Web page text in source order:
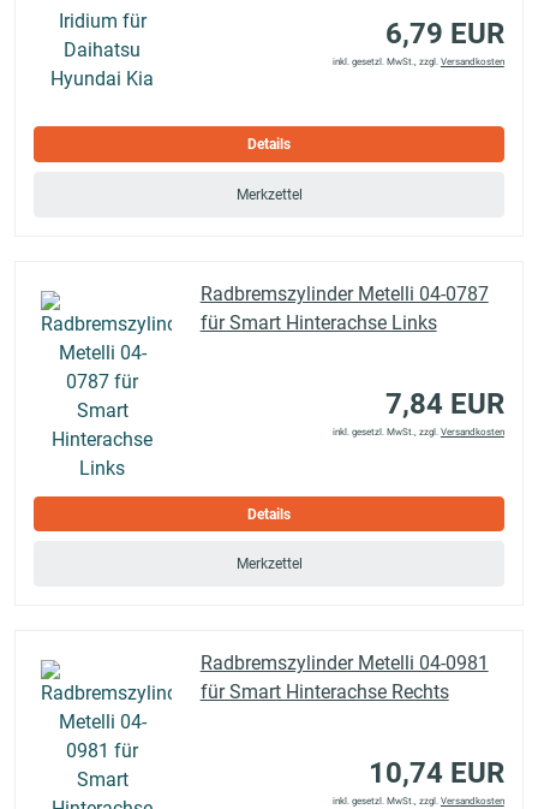
6,79 EUR
inkl. gesetzl. MwSt., zzgl. Versandkosten
Details
Merkzettel
Radbremszylinder Metelli 04-0787
für Smart Hinterachse Links
7,84 EUR
inkl. gesetzl. MwSt., zzgl. Versandkosten
Details
Merkzettel
Radbremszylinder Metelli 04-0981
für Smart Hinterachse Rechts
10,74 EUR
inkl. gesetzl. MwSt., zzgl. Versandkosten